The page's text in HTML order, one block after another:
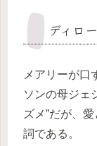
ディロ
メアリーが口
ソンの母ジェ
ズメ”だが、
詞である。